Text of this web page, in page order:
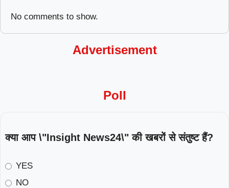
No comments to show.
Advertisement
Poll
क्या आप \"Insight News24\" की खबरों से संतुष्ट हैं?
YES
NO